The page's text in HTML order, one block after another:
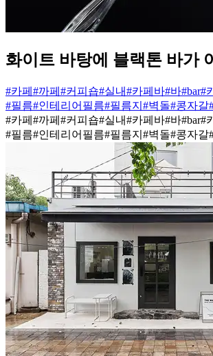
화이트 바탕에 블랙톤 바가
#카페 #까페 #커피숍#실내#카페바#바#bar#
#필름#인테리어필름#필름지 #벽돌#콩자갈
#카페 #까페 #커피숍#실내#카페바#바#bar#
#필름#인테리어필름#필름지 #벽돌#콩자갈